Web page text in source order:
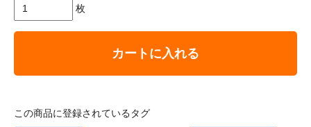
枚
カートに入れる
この商品に登録されているタグ